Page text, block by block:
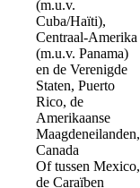
(m.u.v.
Cuba/Haïti),
Centraal-Amerika
(m.u.v. Panama)
en de Verenigde
Staten, Puerto
Rico, de
Amerikaanse
Maagdeneilanden,
Canada
Of tussen Mexico,
de Caraïben